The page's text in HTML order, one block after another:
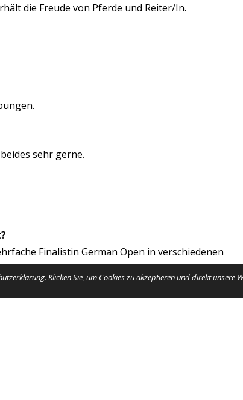
die Freude von Pferde und Reiter/In.
sehr gerne.
Finalistin German Open in verschiedenen
, Reining und Trail, Goldenes Reitabzeichen
Klicken Sie, um Cookies zu akzeptieren und direkt unsere